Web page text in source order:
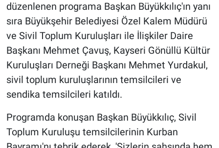
düzenlenen programa Başkan Büyükkılıç'ın yanı
sıra Büyükşehir Belediyesi Özel Kalem Müdürü
ve Sivil Toplum Kuruluşları ile İlişkiler Daire
Başkanı Mehmet Çavuş, Kayseri Gönüllü Kültür
Kuruluşları Derneği Başkanı Mehmet Yurdakul,
sivil toplum kuruluşlarının temsilcileri ve
sendika temsilcileri katıldı.
Programda konuşan Başkan Büyükkılıç, Sivil
Toplum Kuruluşu temsilcilerinin Kurban